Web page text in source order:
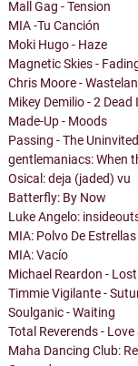
Mall Gag - Tension
MIA -Tu Canción
Moki Hugo - Haze
Magnetic Skies -
Chris Moore -
Mikey Demilio - 2
Made-Up - Moods
Passing - The
gentlemaniacs: When
Osical: deja (jaded) vu
Batterfly: By Now
Luke Angelo:
MIA: Polvo De Estrellas
MIA: Vacío
Michael Reardon -
Timmie Vigilante -
Soulganic - Waiting
Total Reverends - Love
Maha Dancing Club: